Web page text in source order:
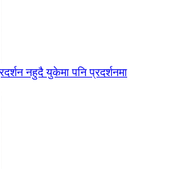
नहुदै युकेमा पनि प्रदर्शनमा